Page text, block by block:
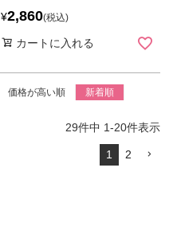
¥2,860 税込
カートに入れる
価格が高い順 新着順
29件中 1-20件表示
1 2